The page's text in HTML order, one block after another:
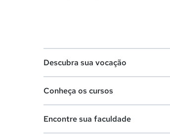
Descubra sua vocação
Lista de profissões
Conheça os cursos
Encontre sua faculdade